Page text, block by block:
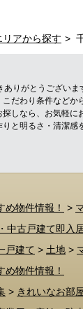
アから探す
りがとうござい
だわり条件など
しなら、お気軽
と明るさ・清潔
め物件情報！ >
中古戸建て即入
戸建て > 土地 >
め物件情報！
> きれいなお部